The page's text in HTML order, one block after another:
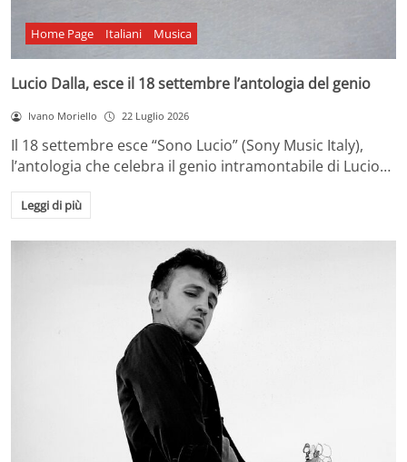
Home Page Italiani Musica
Lucio Dalla, esce il 18 settembre l’antologia del genio
Ivano Moriello 22 Luglio 2026
Il 18 settembre esce “Sono Lucio” (Sony Music Italy),
l’antologia che celebra il genio intramontabile di Lucio…
Leggi di più